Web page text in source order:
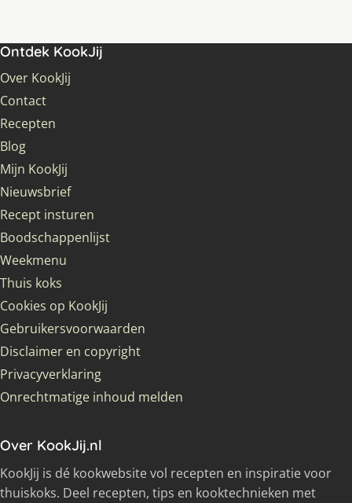
Ontdek KookJij
Over KookJij
Contact
Recepten
Blog
Mijn KookJij
Nieuwsbrief
Recept insturen
Boodschappenlijst
Weekmenu
Thuis koks
Cookies op KookJij
Gebruikersvoorwaarden
Disclaimer en copyright
Privacyverklaring
Onrechtmatige inhoud melden
Over KookJij.nl
KookJij is dé kookwebsite vol recepten en inspiratie voor
thuiskoks. Deel recepten, tips en kooktechnieken met